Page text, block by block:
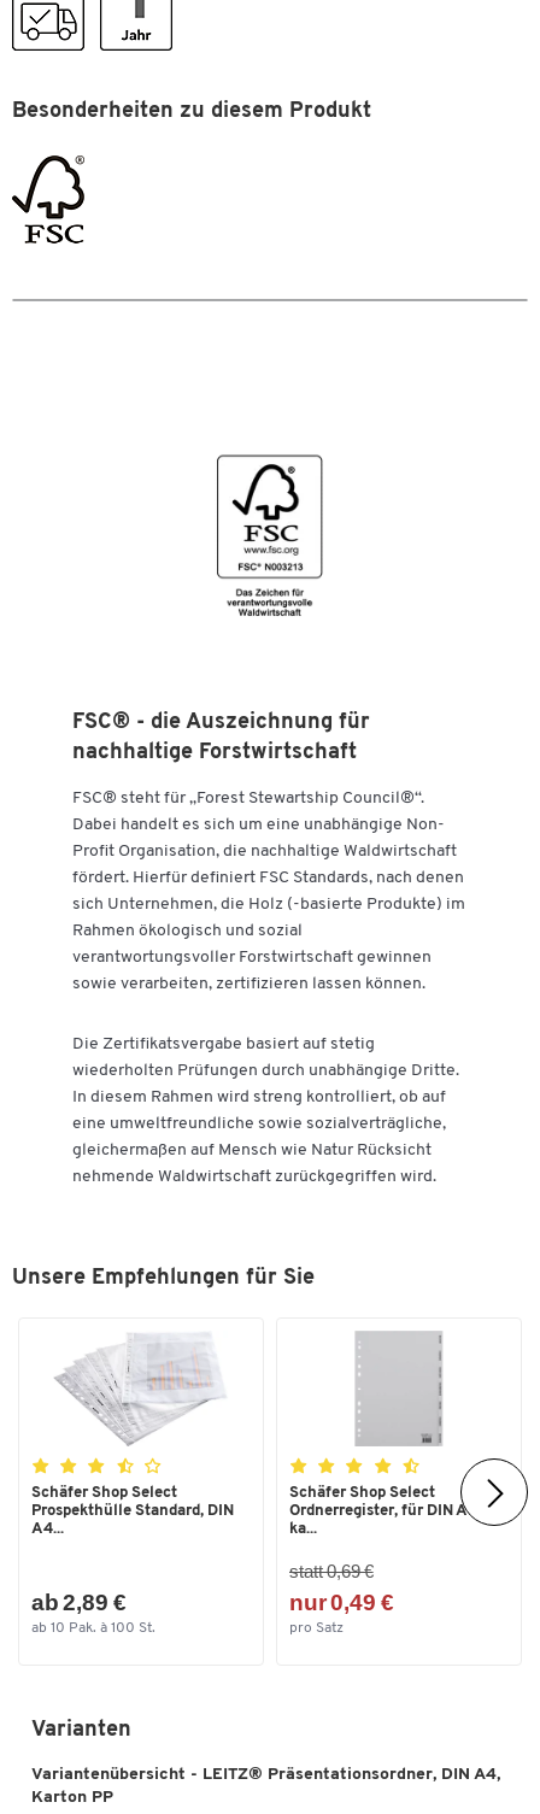
Rückenschild
Überbreite Ja
Maße
Besonderheiten zu diesem Produkt
FSC® - die Auszeichnung für
nachhaltige Forstwirtschaft
FSC® steht für „Forest Stewartship Council®“.
Dabei handelt es sich um eine unabhängige Non-
Profit Organisation, die nachhaltige Waldwirtschaft
fördert. Hierfür definiert FSC Standards, nach denen
sich Unternehmen, die Holz (-basierte Produkte) im
Rahmen ökologisch und sozial
verantwortungsvoller Forstwirtschaft gewinnen
sowie verarbeiten, zertifizieren lassen können.
Die Zertifikatsvergabe basiert auf stetig
wiederholten Prüfungen durch unabhängige Dritte.
In diesem Rahmen wird streng kontrolliert, ob auf
eine umweltfreundliche sowie sozialverträgliche,
gleichermaßen auf Mensch wie Natur Rücksicht
nehmende Waldwirtschaft zurückgegriffen wird.
Unsere Empfehlungen für Sie
Schäfer Shop Select
Prospekthülle Standard, DIN
A4...
ab 2,89 €
ab 10 Pak. à 100 St.
Schäfer Shop Select
Ordnerregister, für DIN A4,
ka...
statt 0,69 €
nur 0,49 €
pro Satz
Varianten
Variantenübersicht - LEITZ® Präsentationsordner, DIN A4,
Karton PP